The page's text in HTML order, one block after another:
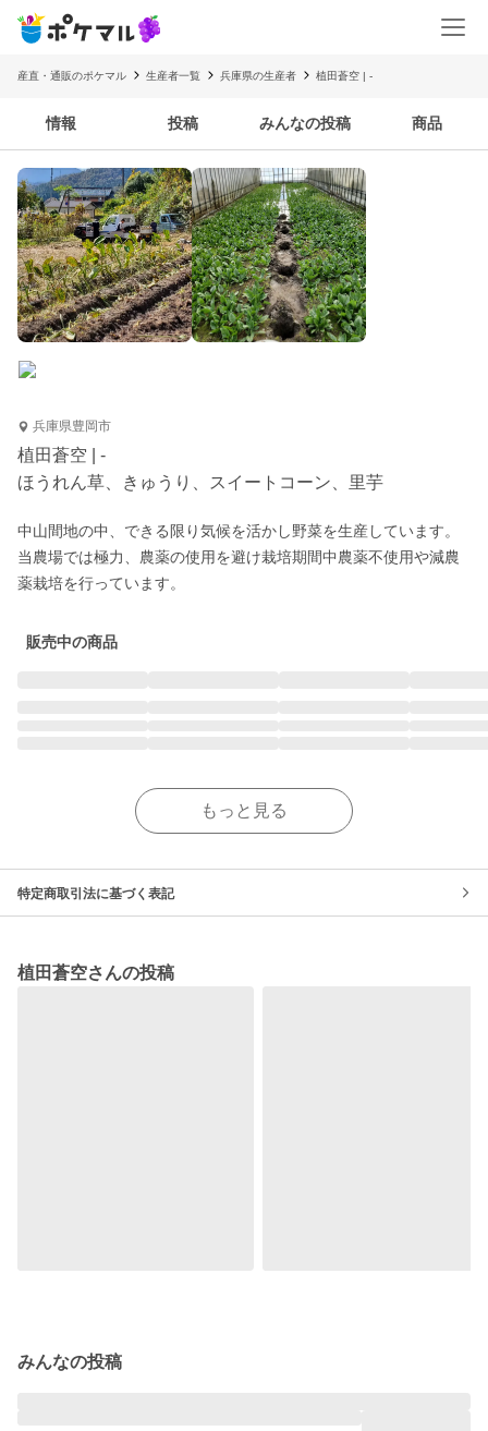
産直・通販のポケマル 生産者一覧 兵庫県の生産者 植田蒼空 | -
情報 投稿 みんなの投稿 商品
兵庫県豊岡市
植田蒼空 | -
ほうれん草、きゅうり、スイートコーン、里芋
中山間地の中、できる限り気候を活かし野菜を生産しています。
当農場では極力、農薬の使用を避け栽培期間中農薬不使用や減農
薬栽培を行っています。
販売中の商品
もっと見る
特定商取引法に基づく表記
植田蒼空さんの投稿
みんなの投稿